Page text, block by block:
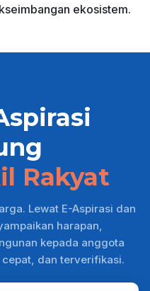
ekosistem.
Rakyat
Lewat E-Aspirasi dan
harapan,
kepada anggota
cepat, dan terverifikasi.